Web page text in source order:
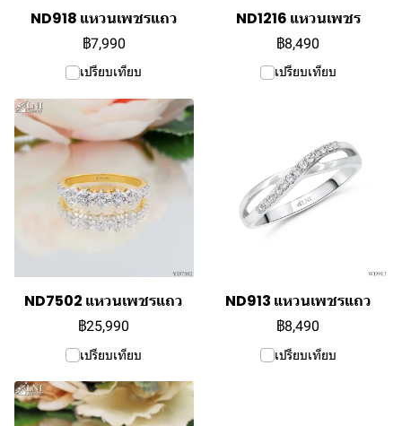
ND918 แหวนเพชรแถว
฿7,990
เปรียบเทียบ
ND1216 แหวนเพชร
฿8,490
เปรียบเทียบ
ND7502 แหวนเพชรแถว
฿25,990
เปรียบเทียบ
ND913 แหวนเพชรแถว
฿8,490
เปรียบเทียบ